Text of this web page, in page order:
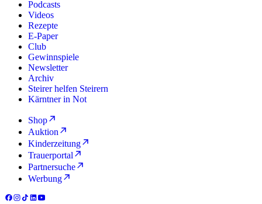
Podcasts
Videos
Rezepte
E-Paper
Club
Gewinnspiele
Newsletter
Archiv
Steirer helfen Steirern
Kärntner in Not
Shop
Auktion
Kinderzeitung
Trauerportal
Partnersuche
Werbung